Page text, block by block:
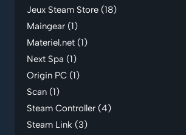
Jeux Steam Store (18)
Maingear (1)
Materiel.net (1)
Next Spa (1)
Origin PC (1)
Scan (1)
Steam Controller (4)
Steam Link (3)